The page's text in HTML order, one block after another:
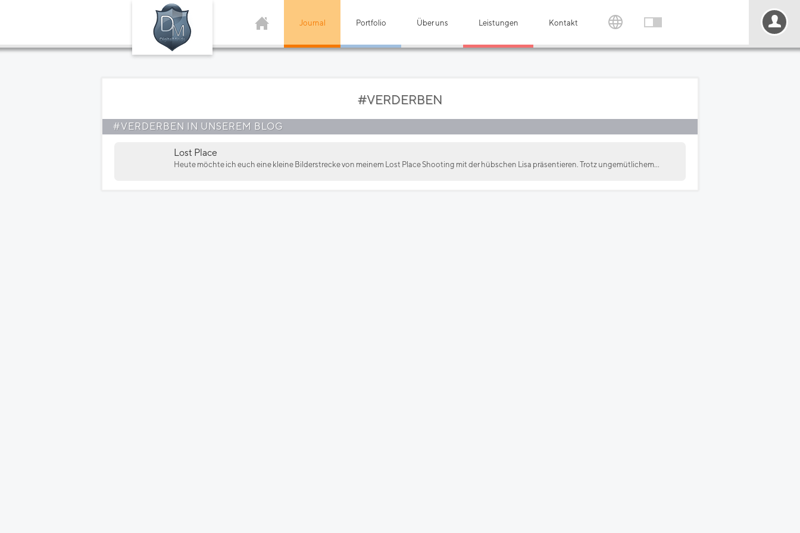
Journal Portfolio Über uns Leistungen Kontakt
#VERDERBEN
#VERDERBEN IN UNSEREM BLOG
Lost Place
Heute möchte ich euch eine kleine Bilderstrecke von meinem Lost Place Shooting mit der hübschen Lisa präsentieren. Trotz ungemütlichem...